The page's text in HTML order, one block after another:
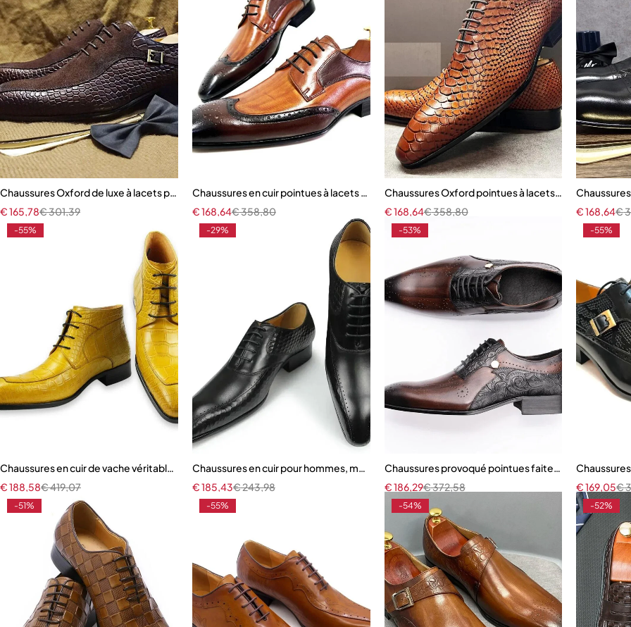
Chaussures Oxford de luxe à lacets pour hommes
€301,39
€165,78
Chaussures en cuir pointues à lacets pour hommes
€358,80
€168,64
Chaussures Oxford pointues à lacets pour hommes
€358,80
€168,64
€
€168,64
-55%
Chaussures en cuir de vache véritable avec imprimé peau de crocodile pour hommes
€419,07
€188,58
-29%
Chaussures en cuir pour hommes, modèle oxford
€243,98
€185,43
-53%
Chaussures provoqué pointues faites à la main
€372,58
€186,29
-55%
€
€169,05
-51% -55% -54% -52%